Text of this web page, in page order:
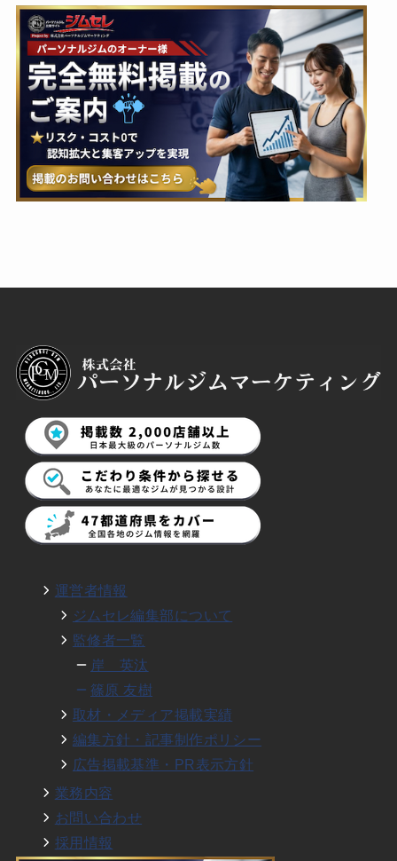
運営者情報
ジムセレ編集部について
監修者一覧
岸 英汰
篠原 友樹
取材・メディア掲載実績
編集方針・記事制作ポリシー
広告掲載基準・PR表示方針
業務内容
お問い合わせ
採用情報